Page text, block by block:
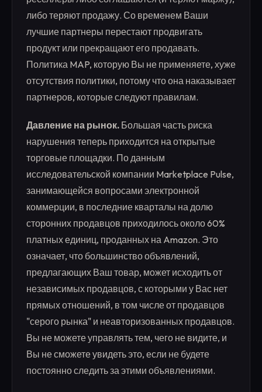
либо теряют продажу. Со временем Ваши
лучшие партнеры перестают продвигать
продукт или прекращают его продавать.
Политика MAP, которую Вы не применяете, хуже
отсутствия политики, потому что она наказывает
партнеров, которые следуют правилам.
Давление на рынок. Большая часть риска
нарушения теперь приходится на открытые
торговые площадки. По данным
исследовательской компании Marketplace Pulse,
занимающейся вопросами электронной
коммерции, в последние кварталы на долю
сторонних продавцов приходилось около 60%
платных единиц, проданных на Amazon. Это
означает, что большинство объявлений,
предлагающих Ваш товар, может исходить от
независимых продавцов, с которыми у Вас нет
прямых отношений, в том числе от продавцов
"серого рынка" и неавторизованных продавцов.
Вы не можете управлять тем, чего не видите, и
Вы не сможете увидеть это, если не будете
постоянно следить за этими объявлениями.